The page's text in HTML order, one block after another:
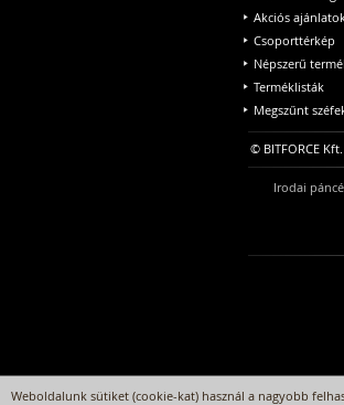
Akciós
Csoporttérkép
Népszerű
Terméklisták
Megszűnt
© BITFORCE
Irodai
Weboldalunk sütiket (cookie-kat) használ a nagyobb